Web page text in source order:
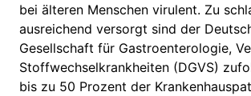
bei älteren Menschen virulent. Zu
ausreichend versorgt sind der
Gesellschaft für Gastroenterologie,
Stoffwechselkrankheiten (DGVS)
bis zu 50 Prozent der